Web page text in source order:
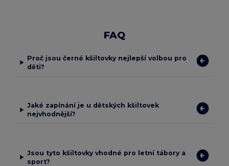
FAQ
Proč jsou černé kšiltovky nejlepší volbou pro
děti?
Jaké zapínání je u dětských kšiltovek
nejvhodnější?
Jsou tyto kšiltovky vhodné pro letní tábory a
sport?